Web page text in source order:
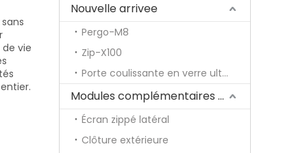
vie
Nouvelle arrivee
Pergo-M8
Zip-X100
Porte coulissante en verre ultra fine
Modules complémentaires optionnels pour pergola
Écran zippé latéral
Clôture extérieure